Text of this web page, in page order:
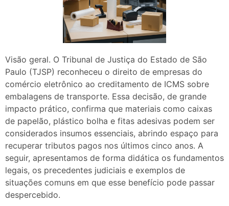
Visão geral. O Tribunal de Justiça do Estado de São
Paulo (TJSP) reconheceu o direito de empresas do
comércio eletrônico ao creditamento de ICMS sobre
embalagens de transporte. Essa decisão, de grande
impacto prático, confirma que materiais como caixas
de papelão, plástico bolha e fitas adesivas podem ser
considerados insumos essenciais, abrindo espaço para
recuperar tributos pagos nos últimos cinco anos. A
seguir, apresentamos de forma didática os fundamentos
legais, os precedentes judiciais e exemplos de
situações comuns em que esse benefício pode passar
despercebido.